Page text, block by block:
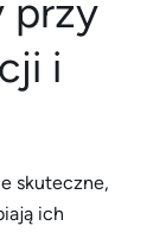
przy
i
skuteczne,
ich